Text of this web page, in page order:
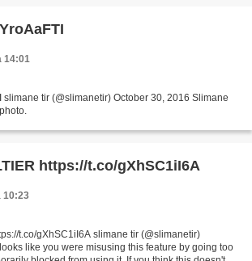
14:01
slimane tir (@slimanetir) October 30, 2016 Slimane
https://t.co/gXhSC1iI6A
10:23
t.co/gXhSC1iI6A slimane tir (@slimanetir)
like you were misusing this feature by going too